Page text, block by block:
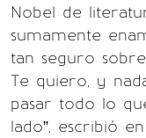
Nobel de
sumamente
tan seguro
Te quiero, y
pasar todo lo
lado”, escribió